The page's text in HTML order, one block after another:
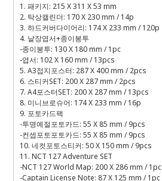
1. 패키지: 215 X 311 X 53 mm
2. 탁상캘린더: 170 X 230 mm / 14p
3. 하드커버다이어리: 174 X 233 mm / 120p
4. 낱장엽서+종이봉투
-종이봉투: 130 X 180 mm / 1pc
-엽서: 102 X 160 mm / 13pcs
5. A3접지포스터: 287 X 400 mm / 2pcs
6. 스티커SET: 200 X 287 mm / 2pcs
7. A4포스터SET: 200 X 287 mm / 13pcs
8. 미니브로슈어: 174 X 233 mm / 16p
9. 포토카드팩
-투명예절포토카드: 55 X 85 mm / 9pcs
-컨셉포토포토카드: 55 X 85 mm / 9pcs
10. 네컷포토스티커: 50 X 150 mm / 9pcs
11. NCT 127 Adventure SET
-NCT 127 World Map: 200 X 286 mm / 1pc
-Captain License Note: 87 X 125 mm / 1pc